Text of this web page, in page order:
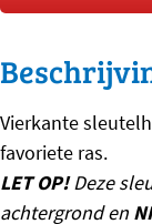
-
aantal
Vierkante
favoriete ras.
LET OP!Deze
achtergrond en